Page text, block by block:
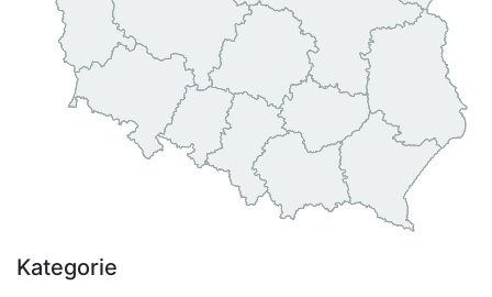
Kategorie